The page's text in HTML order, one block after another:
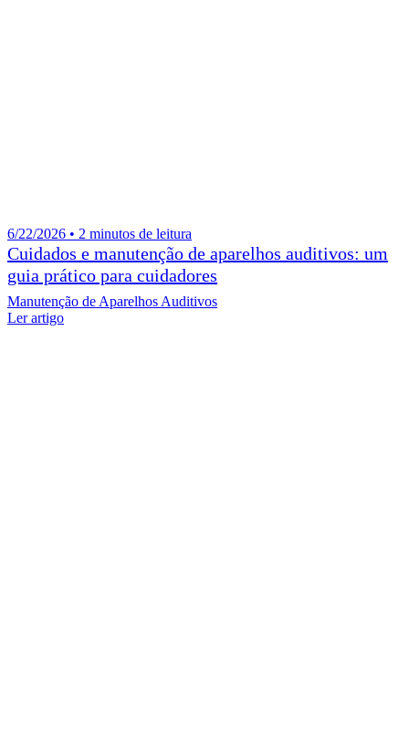
6/22/2026 • 2 minutos de leitura
Cuidados e manutenção de aparelhos auditivos: um
guia prático para cuidadores
Manutenção de Aparelhos Auditivos
Ler artigo